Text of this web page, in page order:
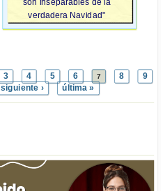
verdadera Navidad"
3 4 5 6 7 8
9
siguiente › última »